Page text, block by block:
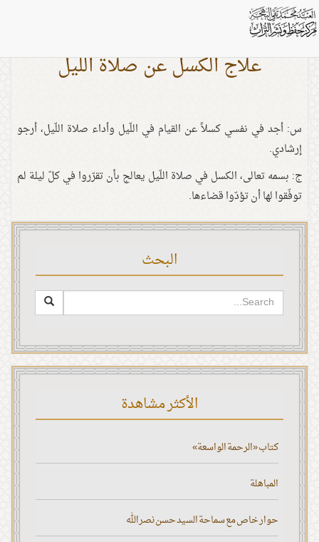
علاج الكسل عن صلاة اللّيل
س: أجد في نفسي كسلاً عن القيام في اللّيل وأداء صلاة اللّيل، أرجو
إرشادي.
ج: بسمه تعالى، الكسل في صلاة اللّيل يعالج بأن تقرّروا في كلّ ليلة لم
توفّقوا لها أن تؤدّوا قضاءها.
البحث
الأكثر مشاهدة
كتاب «الرحمة الواسعة»
المباهلة
حوار خاص مع سماحة السيد حسن نصر الله